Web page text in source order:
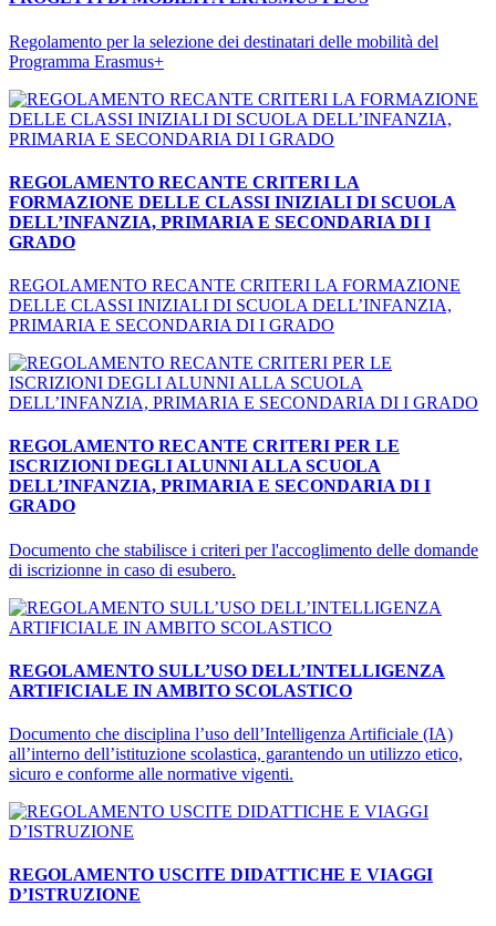
Regolamento per la selezione dei destinatari delle mobilità del
Programma Erasmus+
REGOLAMENTO RECANTE CRITERI LA
FORMAZIONE DELLE CLASSI INIZIALI DI SCUOLA
DELL’INFANZIA, PRIMARIA E SECONDARIA DI I
GRADO
REGOLAMENTO RECANTE CRITERI LA FORMAZIONE
DELLE CLASSI INIZIALI DI SCUOLA DELL’INFANZIA,
PRIMARIA E SECONDARIA DI I GRADO
REGOLAMENTO RECANTE CRITERI PER LE
ISCRIZIONI DEGLI ALUNNI ALLA SCUOLA
DELL’INFANZIA, PRIMARIA E SECONDARIA DI I
GRADO
Documento che stabilisce i criteri per l'accoglimento delle domande
di iscrizionne in caso di esubero.
REGOLAMENTO SULL’USO DELL’INTELLIGENZA
ARTIFICIALE IN AMBITO SCOLASTICO
Documento che disciplina l’uso dell’Intelligenza Artificiale (IA)
all’interno dell’istituzione scolastica, garantendo un utilizzo etico,
sicuro e conforme alle normative vigenti.
REGOLAMENTO USCITE DIDATTICHE E VIAGGI
D’ISTRUZIONE